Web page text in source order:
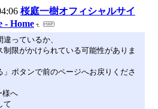
桜庭一樹オフィシャルサイ
- Home
っているか、
制限がかけられている可能性がありま
」ボタンで前のページへお戻りくださ
様へ
て